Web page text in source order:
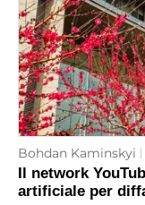
Bohdan Kaminskyi
Il network
artificiale per